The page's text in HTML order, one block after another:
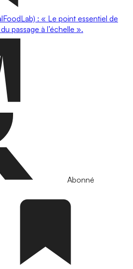
: « Le point essentiel de
passage à l’échelle ».
Abonné